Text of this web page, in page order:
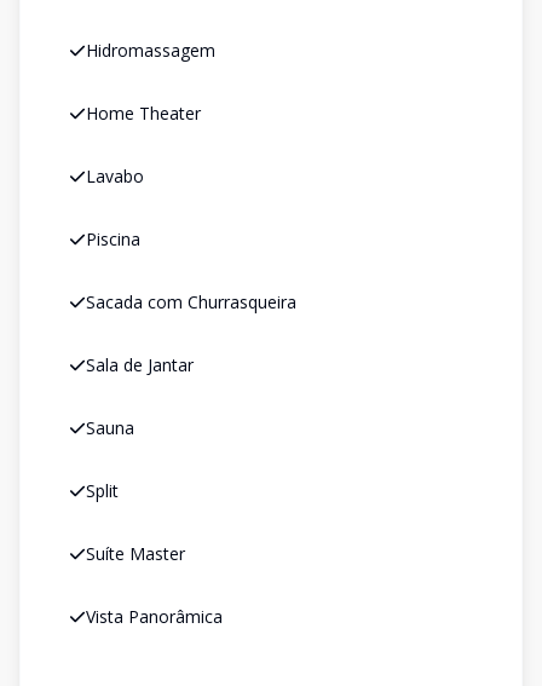
Hidromassagem
Home Theater
Lavabo
Piscina
Sacada com Churrasqueira
Sala de Jantar
Sauna
Split
Suíte Master
Vista Panorâmica